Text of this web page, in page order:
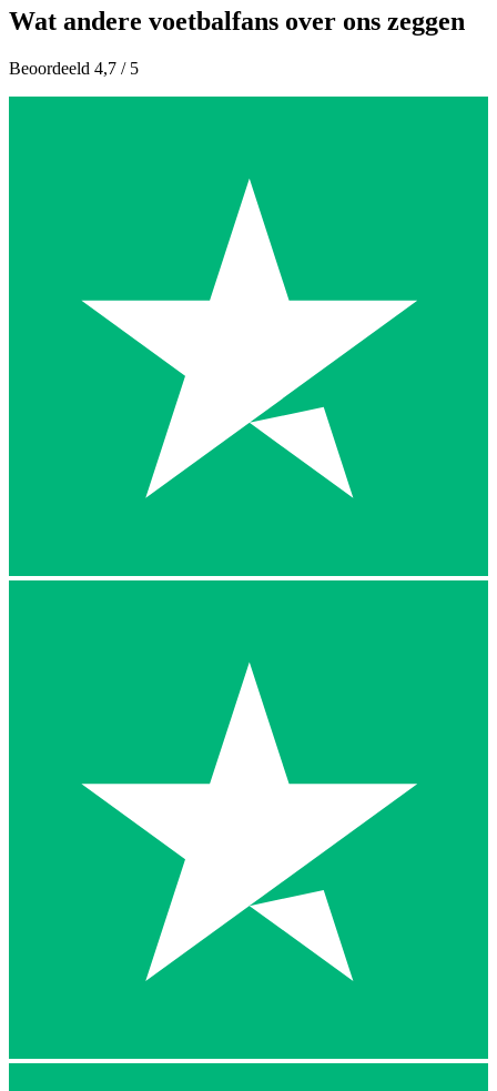
Wat andere voetbalfans over ons zeggen
Beoordeeld 4,7 / 5